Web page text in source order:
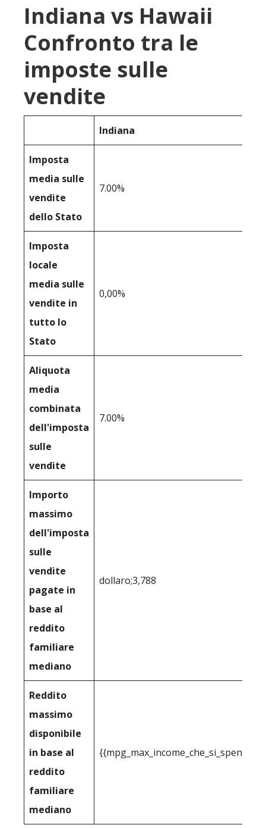
Indiana vs Hawaii
Confronto tra le
imposte sulle
vendite
Indiana
Imposta
media sulle
vendite
dello Stato
7.00%
Imposta
locale
media sulle
vendite in
tutto lo
Stato
0,00%
Aliquota
media
combinata
dell'imposta
sulle
vendite
7.00%
Importo
massimo
dell'imposta
sulle
vendite
pagate in
base al
reddito
familiare
mediano
dollaro;3,788
Reddito
massimo
disponibile
in base al
reddito
familiare
mediano